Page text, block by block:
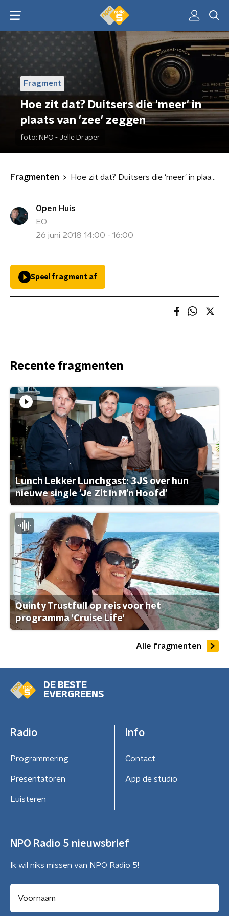
Fragment
Hoe zit dat? Duitsers die 'meer' in
plaats van 'zee' zeggen
foto: NPO - Jelle Draper
Fragmenten Hoe zit dat? Duitsers die 'meer' in plaats van 'zee' zeggen
Open Huis
EO
26 juni 2018 14:00 - 16:00
Speel fragment af
Recente fragmenten
Lunch Lekker Lunchgast: 3JS over hun
nieuwe single 'Je Zit In M'n Hoofd'
Quinty Trustfull op reis voor het
programma 'Cruise Life'
Alle fragmenten
DE BESTE
EVERGREENS
Radio
Programmering
Presentatoren
Luisteren
Info
Contact
App de studio
NPO Radio 5 nieuwsbrief
Ik wil niks missen van NPO Radio 5!